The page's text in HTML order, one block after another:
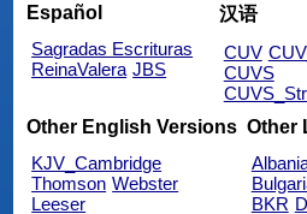
Español
Sagradas Escrituras
ReinaValera JBS
汉语
CUV
CUVS
Other English Versions
KJV_Cambridge
Thomson Webster
Leeser
Other
BKR